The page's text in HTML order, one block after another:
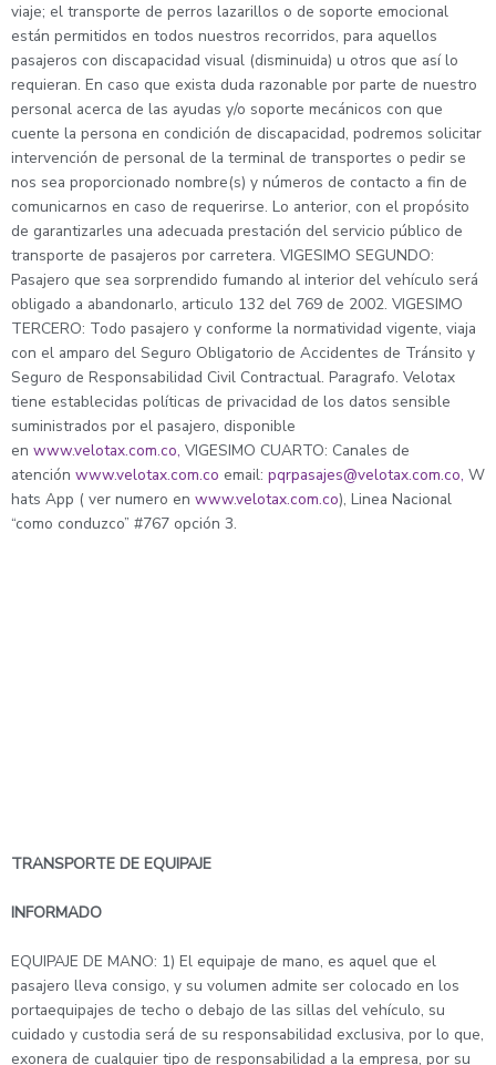
viaje; el transporte de perros lazarillos o de soporte emocional
están permitidos en todos nuestros recorridos, para aquellos
pasajeros con discapacidad visual (disminuida) u otros que así lo
requieran. En caso que exista duda razonable por parte de nuestro
personal acerca de las ayudas y/o soporte mecánicos con que
cuente la persona en condición de discapacidad, podremos solicitar
intervención de personal de la terminal de transportes o pedir se
nos sea proporcionado nombre(s) y números de contacto a fin de
comunicarnos en caso de requerirse. Lo anterior, con el propósito
de garantizarles una adecuada prestación del servicio público de
transporte de pasajeros por carretera. VIGESIMO SEGUNDO:
Pasajero que sea sorprendido fumando al interior del vehículo será
obligado a abandonarlo, articulo 132 del 769 de 2002. VIGESIMO
TERCERO: Todo pasajero y conforme la normatividad vigente, viaja
con el amparo del Seguro Obligatorio de Accidentes de Tránsito y
Seguro de Responsabilidad Civil Contractual. Paragrafo. Velotax
tiene establecidas políticas de privacidad de los datos sensible
suministrados por el pasajero, disponible
en www.velotax.com.co, VIGESIMO CUARTO: Canales de
atención www.velotax.com.co email: pqrpasajes@velotax.com.co, W
hats App ( ver numero en www.velotax.com.co), Linea Nacional
“como conduzco” #767 opción 3.
TRANSPORTE DE EQUIPAJE
INFORMADO
EQUIPAJE DE MANO: 1) El equipaje de mano, es aquel que el
pasajero lleva consigo, y su volumen admite ser colocado en los
portaequipajes de techo o debajo de las sillas del vehículo, su
cuidado y custodia será de su responsabilidad exclusiva, por lo que,
exonera de cualquier tipo de responsabilidad a la empresa, por su